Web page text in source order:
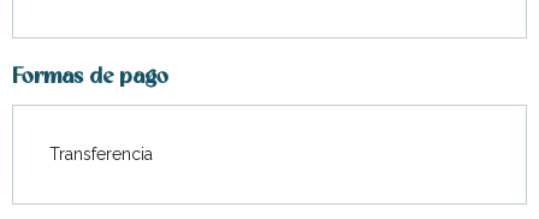
Formas de pago
Transferencia